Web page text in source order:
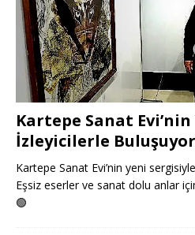
Kartepe Sanat
İzleyicilerle Buluşuyor
Kartepe Sanat Evi’nin yeni
Eşsiz eserler ve sanat dolu anlar
🟢